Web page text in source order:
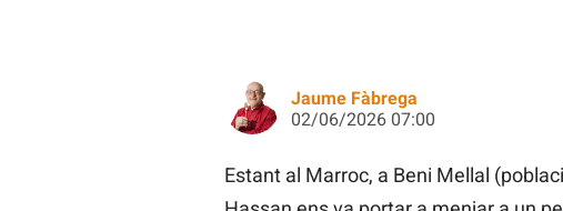
Jaume Fàbrega
02/06/2026 07:00
Estant al Marroc, a Beni Mellal